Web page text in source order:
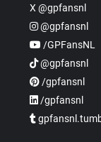
X @gpfansnl
@gpfansnl
/GPFansNL
@gpfansnl
/gpfansnl
/gpfansnl